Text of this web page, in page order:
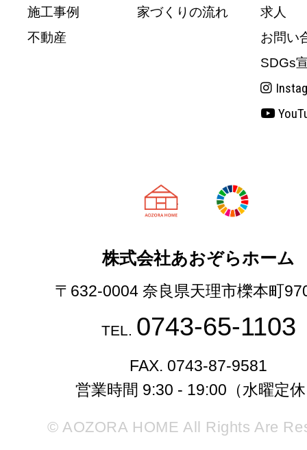
施工事例
不動産
家づくりの流れ
求人
お問い
SDGs
天理市の注文
株式会社あおぞらホーム
〒632-0004 奈良県天理市櫟本町
TEL. 0743-65-1103
FAX. 0743-87-9581
営業時間 9:30 - 19:00（水曜定
© AOZORA HOME All Rights Are